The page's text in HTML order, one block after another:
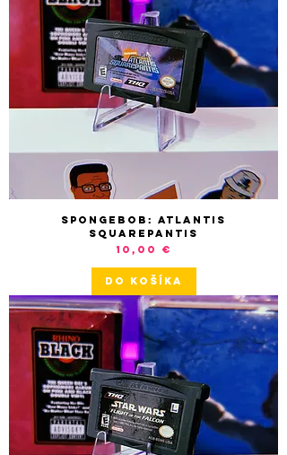
SpongeBob: Atlantis
SquarePantis
Cena
10,00 €
DO KOŠÍKA